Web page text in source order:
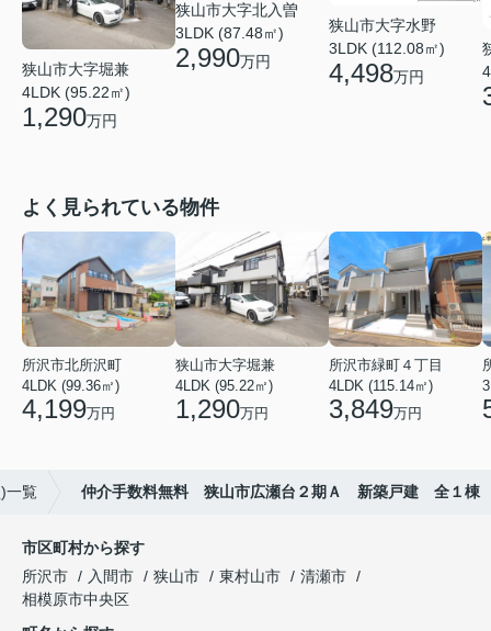
狭山市大字堀兼
4LDK (95.22㎡)
1,290万円
狭山市大字北入曽
3LDK (87.48㎡)
2,990万円
狭山市大字水野
3LDK (112.08㎡)
4,498万円
よく見られている物件
所沢市北所沢町
4LDK (99.36㎡)
4,199万円
狭山市大字堀兼
4LDK (95.22㎡)
1,290万円
所沢市緑町４丁目
4LDK (115.14㎡)
3,849万円
一覧 仲介手数料無料 狭山市広瀬台２期Ａ 新築戸建 全１棟
市区町村から探す
所沢市
入間市 狭山市 東村山市
清瀬市
相模原市中央区